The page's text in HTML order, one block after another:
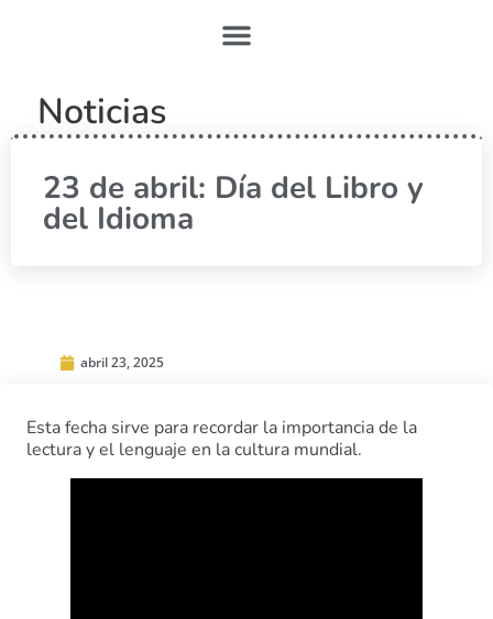
Noticias
23 de abril: Día del Libro y
del Idioma
abril 23, 2025
Esta fecha sirve para recordar la importancia de la
lectura y el lenguaje en la cultura mundial.